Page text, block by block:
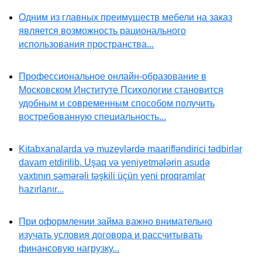
Одним из главных преимуществ мебели на заказ
является возможность рационального
использования пространства...
Профессиональное онлайн-образование в
Московском Институте Психологии становится
удобным и современным способом получить
востребованную специальность...
Kitabxanalarda və muzeylərdə maarifləndirici tədbirlər
davam etdirilib. Uşaq və yeniyetmələrin asudə
vaxtının səmərəli təşkili üçün yeni proqramlar
hazırlanır...
При оформлении займа важно внимательно
изучать условия договора и рассчитывать
финансовую нагрузку...